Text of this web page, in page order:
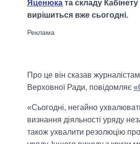
Яценюка та складу Кабінету
вирішиться вже сьогодні.
Про це він сказав
Верховної Ради, повідомляє
«Сьогодні, негайно
визнання діяльності уряду
також ухвалити резолюцію